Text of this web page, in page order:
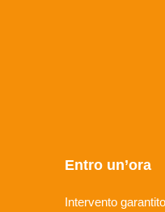
Entro un’ora
Intervento